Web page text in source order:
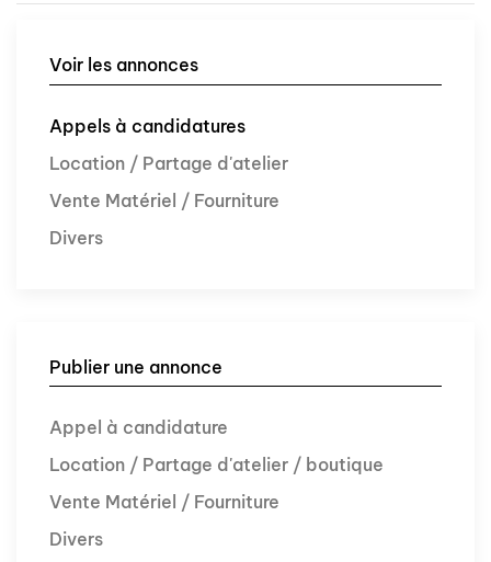
Voir les annonces
Appels à candidatures
Location / Partage d'atelier
Vente Matériel / Fourniture
Divers
Publier une annonce
Appel à candidature
Location / Partage d'atelier / boutique
Vente Matériel / Fourniture
Divers